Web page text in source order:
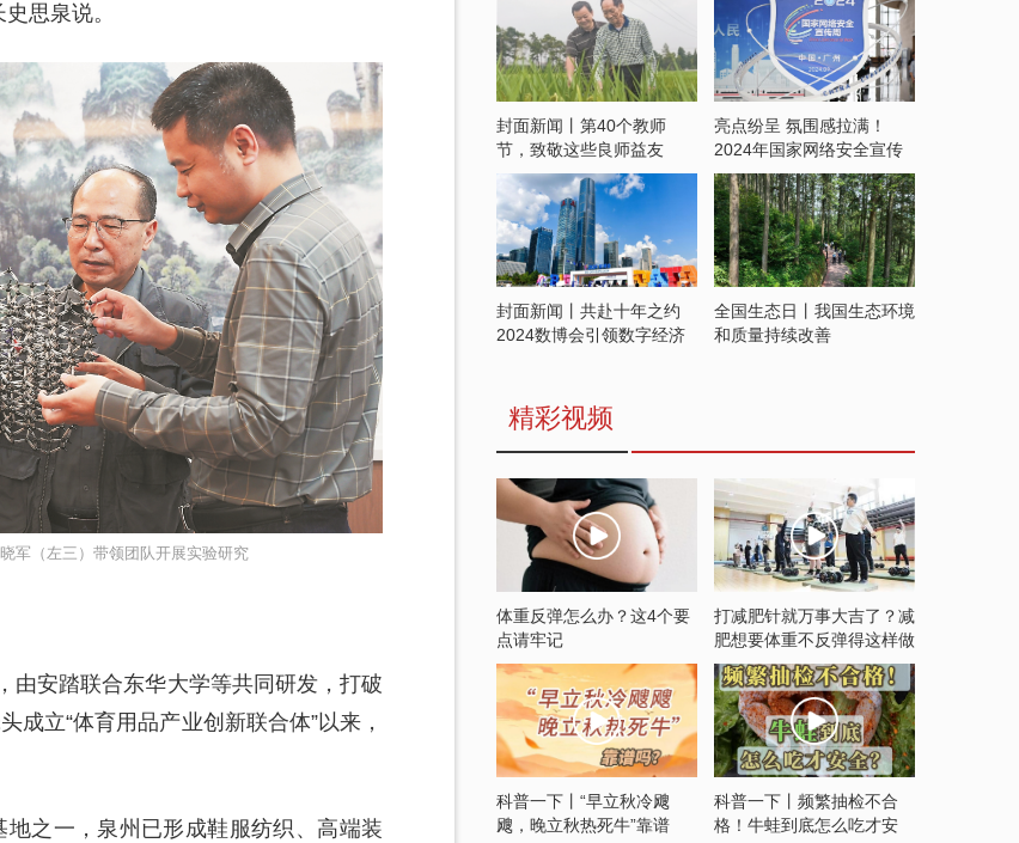
思泉说。
军（左三）带领团队开展实验研究
由安踏联合东华大学等共同研发，打破
成立“体育用品产业创新联合体”以来，
之一，泉州已形成鞋服纺织、高端装
封面新闻丨第40个教师
节，致敬这些良师益友
亮点纷呈 氛围感拉满！
2024年国家网络安全宣传
周开启
封面新闻丨共赴十年之约
2024数博会引领数字经济
全国生态日丨我国生态环境
和质量持续改善
精彩视频
体重反弹怎么办？这4个要
点请牢记
打减肥针就万事大吉了？减
肥想要体重不反弹得这样做
科普一下丨“早立秋冷飕
飕，晚立秋热死牛”靠谱
科普一下丨频繁抽检不合
格！牛蛙到底怎么吃才安